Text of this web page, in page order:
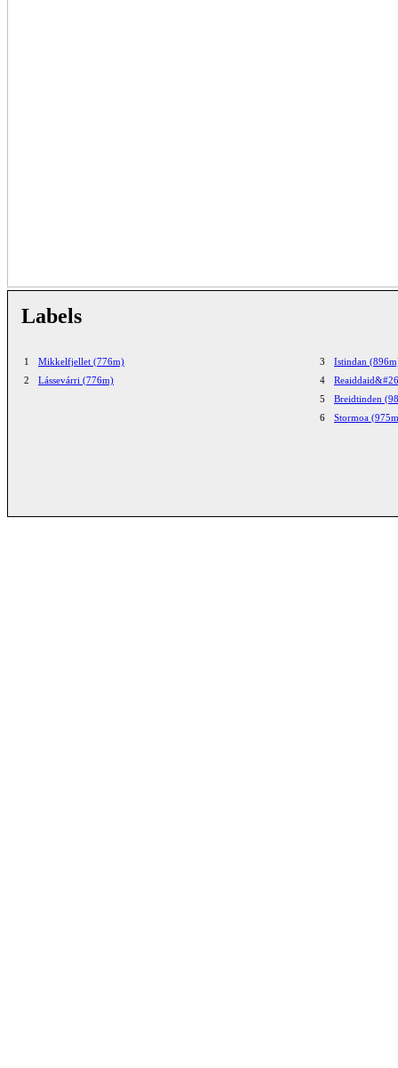
Labels
1
Mikkelfjellet (776m)
2
Lássevárri (776m)
3
Istindan
4
5
Breidtinden
6
Stormoa